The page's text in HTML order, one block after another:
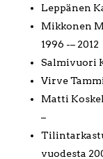
Leppänen
Mikkonen
1996 -– 2012
Salmivuori
Virve
Matti
–
vuodesta